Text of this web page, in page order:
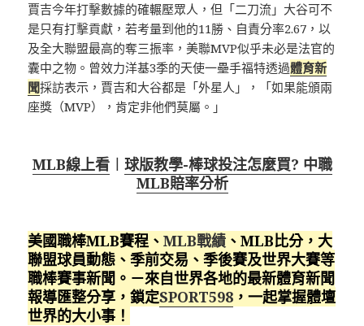
賈吉今年打擊數據的確輾壓眾人，但「二刀流」大谷可不
是只有打擊貢獻，若考量到他的11勝、自責分率2.67，以
及全大聯盟最高的奪三振率，美聯MVP似乎未必是法官的
囊中之物。曾效力洋基3季的天使一壘手福特透過體育新
聞採訪表示，賈吉和大谷都是「外星人」，「如果能頒兩
座獎（MVP），肯定非他們莫屬。」
MLB線上看︱ 球版教學-棒球投注怎麼買? 中職
MLB賠率分析
美國職棒MLB賽程、MLB戰績 、MLB比分，大
聯盟球員動態、季前交易、季後賽及世界大賽等
職棒賽事新聞。－來自世界各地的最新體育新聞
報導匯整分享，鎖定SPORT598 ，一起掌握體壇
世界的大小事！